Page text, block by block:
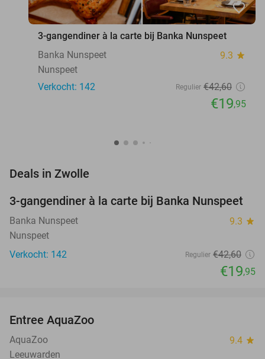
favorite_border
3-gangendiner à la carte bij Banka Nunspeet
Banka Nunspeet
9.3 star
Nunspeet
Verkocht: 142
Regulier €42,60
€19,95
Deals in Zwolle
53%
3-gangendiner à la carte bij Banka Nunspeet
Banka Nunspeet 9.3 star
Nunspeet
Verkocht: 142
Regulier €42,60
€19,95
TODAY
Entree AquaZoo
AquaZoo 9.4 star
Leeuwarden